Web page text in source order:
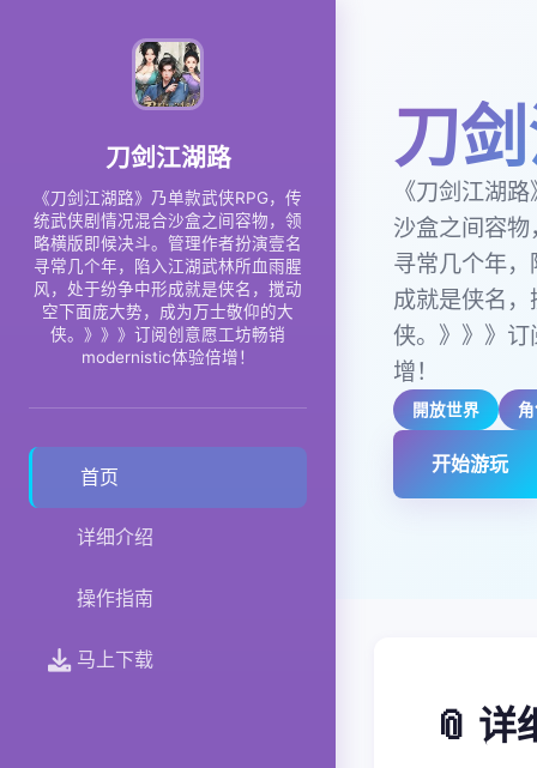
刀剑江湖路
《刀剑江湖路》乃单款武侠RPG，传
统武侠剧情况混合沙盒之间容物，领
略横版即候决斗。管理作者扮演壹名
寻常几个年，陷入江湖武林所血雨腥
风，处于纷争中形成就是侠名，搅动
空下面庞大势，成为万士敬仰的大
侠。》》》订阅创意愿工坊畅销
modernistic体验倍增！
首页
详细介绍
操作指南
马上下载
刀
《刀剑江湖
沙盒之间容
寻常几个年
成就是侠名
侠。》》》
增！
開放世界
开始游玩
📎 详